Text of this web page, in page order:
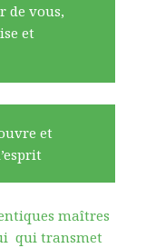
de vous,
et
et
maîtres
qui transmet